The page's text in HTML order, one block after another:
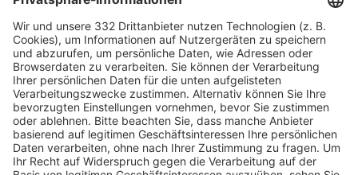
HÄUFIG BESUCHTE SEITEN
Pässe und Vereinswechsel
Trainerausbildung
Schulungsangebot Vereinsmitarbeiter
BFV-Geschäftsstellen
Trainerbörse